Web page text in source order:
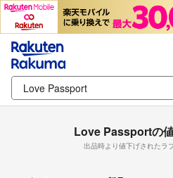
Love Passportの
出品時より値下げされたラ